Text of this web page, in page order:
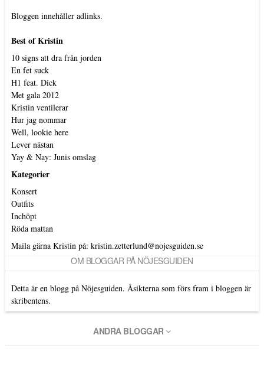
Bloggen innehåller adlinks.
Best of Kristin
10 signs att dra från jorden
En fet suck
H1 feat. Dick
Met gala 2012
Kristin ventilerar
Hur jag nommar
Well, lookie here
Lever nästan
Yay & Nay: Junis omslag
Kategorier
Konsert
Outfits
Inchöpt
Röda mattan
Maila gärna Kristin på: kristin.zetterlund@nojesguiden.se
OM BLOGGAR PÅ NÖJESGUIDEN
Detta är en blogg på Nöjesguiden. Åsikterna som förs fram i bloggen är
skribentens.
ANDRA BLOGGAR